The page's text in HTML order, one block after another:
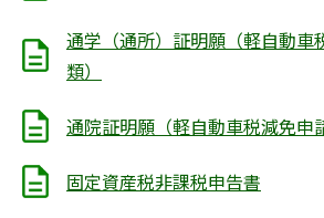
通学（通所）証明願（軽自動車
類）
通院証明願（軽自動車税減免申
固定資産税非課税申告書